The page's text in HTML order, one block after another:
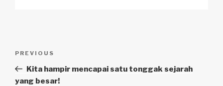
Previous
Post
PREVIOUS
Kita hampir mencapai satu tonggak sejarah
yang besar!